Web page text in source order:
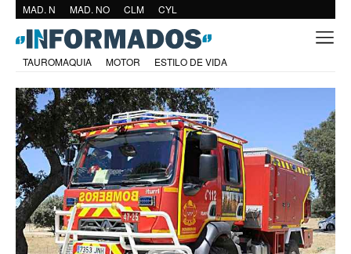
MAD. N MAD. NO CLM CYL
TAUROMAQUIA MOTOR ESTILO DE VIDA